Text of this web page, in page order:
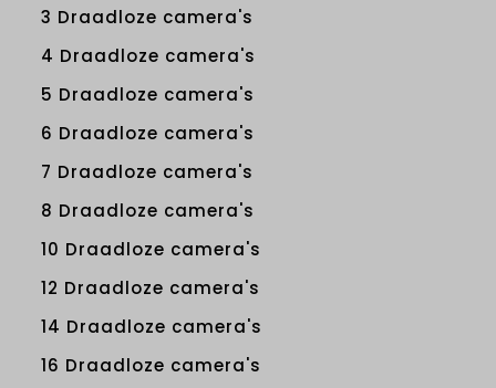
3 Draadloze camera's
4 Draadloze camera's
5 Draadloze camera's
6 Draadloze camera's
7 Draadloze camera's
8 Draadloze camera's
10 Draadloze camera's
12 Draadloze camera's
14 Draadloze camera's
16 Draadloze camera's